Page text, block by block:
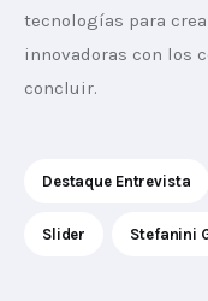
tecnologías para
innovadoras con los
concluir.
Destaque Entrevista
Slider Stefanini